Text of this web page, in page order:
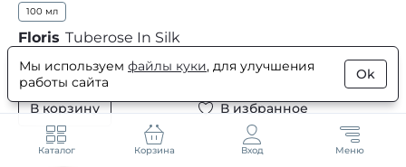
100 мл
Floris Tuberose In Silk
13 052₽
В корзину В избранное
Каталог Корзина Вход Меню
Мы используем файлы куки, для улучшения
работы сайта
Ok